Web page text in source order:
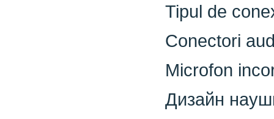
Tipul de
Conectori
Microfon
Дизайн